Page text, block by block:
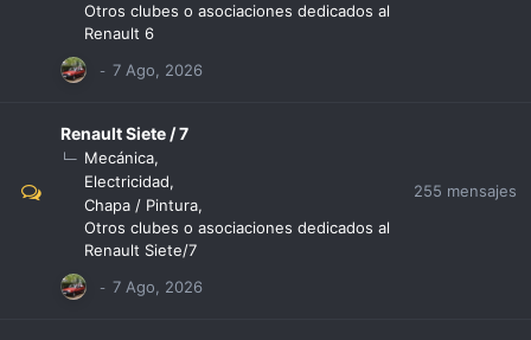
Otros clubes o asociaciones dedicados al
Renault 6
Renault Siete / 7
Mecánica
Electricidad
Chapa / Pintura
Otros clubes o asociaciones dedicados al
Renault Siete/7
255 mensajes